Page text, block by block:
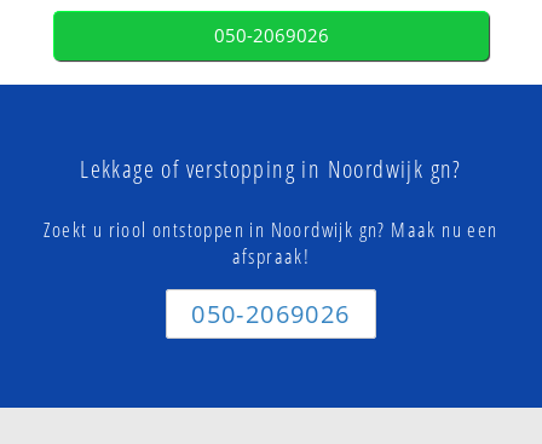
050-2069026
Lekkage of verstopping in Noordwijk gn?
Zoekt u riool ontstoppen in Noordwijk gn? Maak nu een
afspraak!
050-2069026